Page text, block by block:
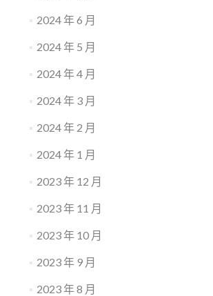
2024 年 6 月
2024 年 5 月
2024 年 4 月
2024 年 3 月
2024 年 2 月
2024 年 1 月
2023 年 12 月
2023 年 11 月
2023 年 10 月
2023 年 9 月
2023 年 8 月